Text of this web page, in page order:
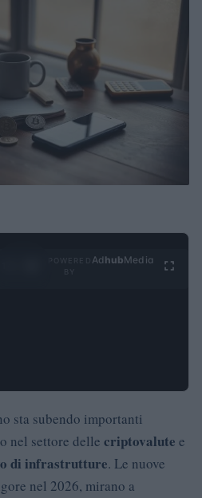
Ad hubMedia
sta subendo importanti
nel settore delle criptovalute e
di infrastrutture. Le nuove
nel 2026, mirano a